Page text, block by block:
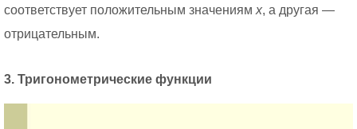
соответствует положительным значениям x, а другая —
отрицательным.
3. Тригонометрические функции